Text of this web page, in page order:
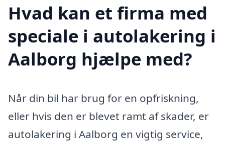
Hvad kan et firma med
speciale i autolakering i
Aalborg hjælpe med?
Når din bil har brug for en opfriskning,
eller hvis den er blevet ramt af skader, er
autolakering i Aalborg en vigtig service,